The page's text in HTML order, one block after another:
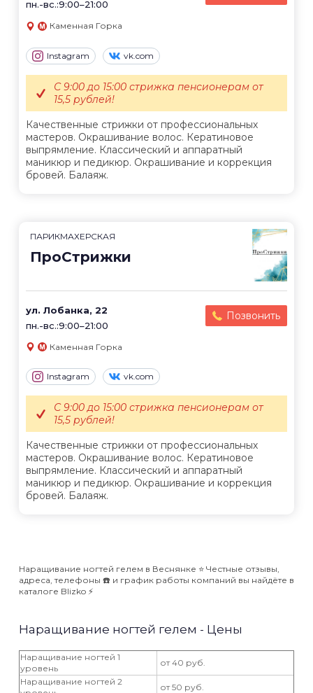
пн.-вс.:9:00–21:00
Каменная Горка
Instagram vk.com
Качественные стрижки от профессиональных
мастеров. Окрашивание волос. Кератиновое
выпрямление. Классический и аппаратный
маникюр и педикюр. Окрашивание и коррекция
бровей. Балаяж.
С 9:00 до 15:00 стрижка пенсионерам от
15,5 рублей!
ПАРИКМАХЕРСКАЯ
ПроСтрижки
ул. Лобанка, 22
пн.-вс.:9:00–21:00
Позвонить
Каменная Горка
Instagram vk.com
Качественные стрижки от профессиональных
мастеров. Окрашивание волос. Кератиновое
выпрямление. Классический и аппаратный
маникюр и педикюр. Окрашивание и коррекция
бровей. Балаяж.
С 9:00 до 15:00 стрижка пенсионерам от
15,5 рублей!
Наращивание ногтей гелем в Веснянке ⭐️ Честные отзывы,
адреса, телефоны ☎️ и график работы компаний вы найдёте в
каталоге Blizko ⚡️
Наращивание ногтей гелем - Цены
Наращивание ногтей 1
уровень
от 40 руб.
Наращивание ногтей 2
от 50 руб.